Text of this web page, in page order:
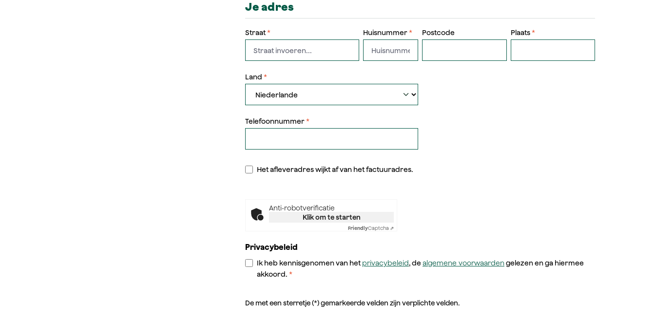
Je adres
Straat* Huisnummer* Postcode Plaats*
Land *
Telefoonnummer*
Het afleveradres wijkt af van het factuuradres.
Anti-robotverificatie
Klik om te starten
FriendlyCaptcha ⇗
Privacybeleid
Ik heb kennisgenomen van het privacybeleid, de algemene voorwaardengelezen en ga hiermee
akkoord. *
De met een sterretje (*) gemarkeerde velden zijn verplichte velden.